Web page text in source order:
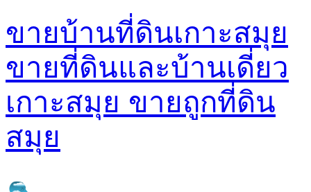
ขายบ้านที่ดินเกาะสมุย
ขายที่ดินและบ้านเดี่ยว
เกาะสมุย ขายถูกที่ดิน
สมุย